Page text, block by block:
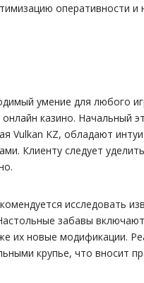
оперативности
умение для любого
казино. Начальный
Vulkan KZ, обладают
Клиенту следует
исследовать
забавы
их новые модификации.
крупье, что вносит